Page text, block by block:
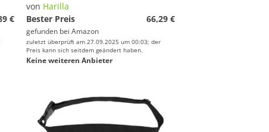
€
von Harilla
Bester Preis
66,29 €
gefunden bei Amazon
zuletzt überprüft am 27.09.2025 um 00:03; der
Preis kann sich seitdem geändert haben.
Keine weiteren Anbieter